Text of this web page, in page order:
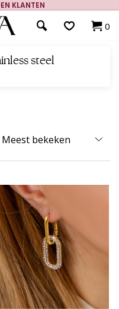
KLANTEN
0
steel